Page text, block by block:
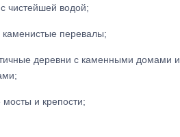
чистейшей водой;
перевалы;
деревни с каменными домами и
и крепости;